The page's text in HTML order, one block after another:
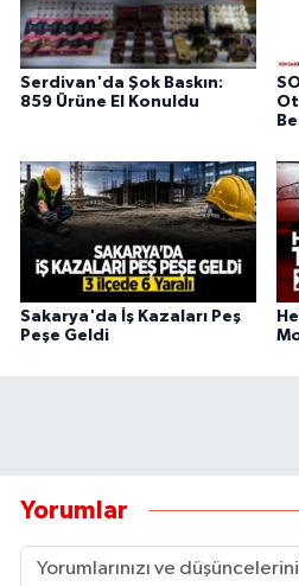
Serdivan'da Şok Baskın:
859 Ürüne El Konuldu
Sakarya'da İş Kazaları Peş
Peşe Geldi
Yorumlar